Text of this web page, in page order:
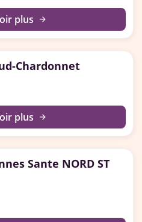
plus arrow_forward
Chardonnet
plus arrow_forward
Sante NORD ST